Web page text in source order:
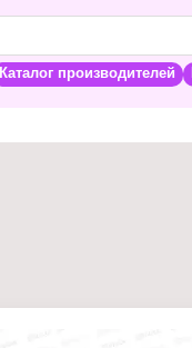
Каталог производителей